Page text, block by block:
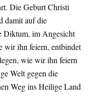
Die Geburt Christi
damit auf die
Diktum, im Angesicht
wir ihn feiern, entbindet
wie wir ihn feiern
Welt gegen die
Weg ins Heilige Land